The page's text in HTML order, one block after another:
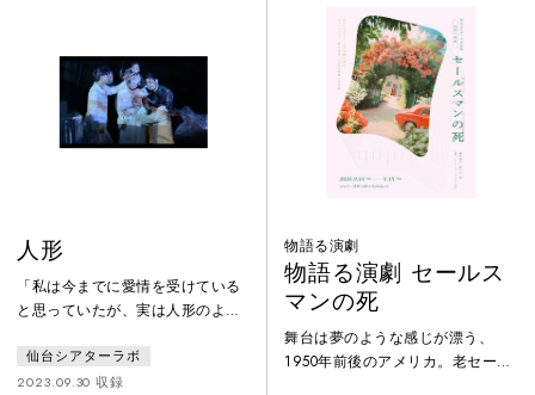
宇宙人だったのだ!「I fancy you!!
（だいちゅき!!）」今、地球の命運
を賭けた星野家の大作戦が幕を
す」アントン・チェーホフの名作
戯曲「かもめ」を題材に、現代演
劇の旗手が、新たに提唱する演劇
の新形式。
人形
「私は今までに愛情を受けている
と思っていたが、実は人形のよう
一人の人間として対等に見られて
いないのではないか」「私は今ま
仙台シアターラボ
2023.09.30 収録
物語る演劇
物語る演劇 セールス
マンの死
舞台は夢のような感じが漂う、
1950年前後のアメリカ。老セール